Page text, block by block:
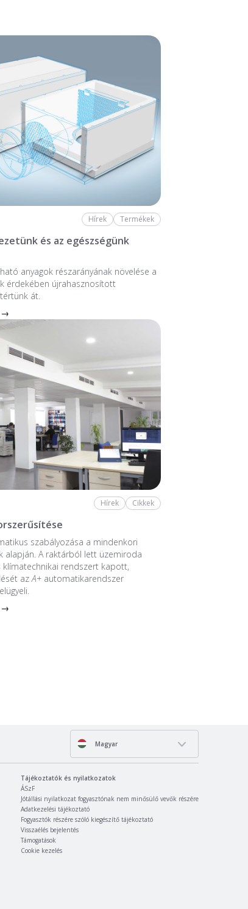
Hírek Termékek
és az egészségünk
anyagok részarányának növelése a
érdekében újrahasznosított
át.
→
Hírek Cikkek
szabályozása a mindenkori
alapján. A raktárból lett üzemiroda
klímatechnikai rendszert kapott,
azA+ automatikarendszer
→
Magyar
Tájékoztatók és nyilatkozatok
ÁSzF
Jótállási nyilatkozat fogyasztónak nem minősülő vevők részére
Adatkezelési tájékoztató
Fogyasztók részére szóló kiegészítő tájékoztató
Visszaélés bejelentés
Támogatások
Cookie kezelés